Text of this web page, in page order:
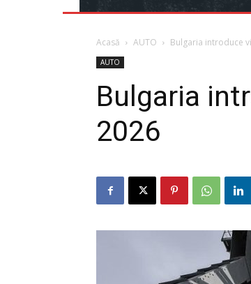
Acasă AUTO Bulgaria introduce
AUTO
Bulgaria
2026